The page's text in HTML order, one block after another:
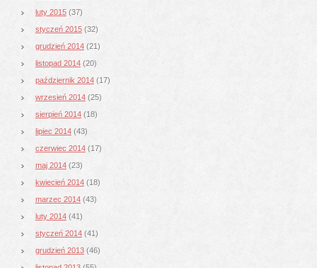
luty 2015 (37)
styczeń 2015 (32)
grudzień 2014 (21)
listopad 2014 (20)
październik 2014 (17)
wrzesień 2014 (25)
sierpień 2014 (18)
lipiec 2014 (43)
czerwiec 2014 (17)
maj 2014 (23)
kwiecień 2014 (18)
marzec 2014 (43)
luty 2014 (41)
styczeń 2014 (41)
grudzień 2013 (46)